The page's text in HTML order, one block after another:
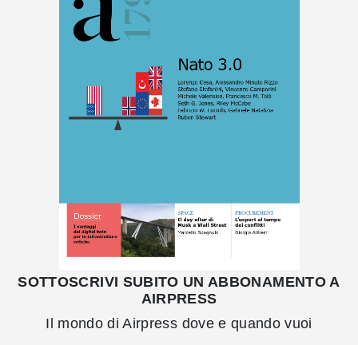
SOTTOSCRIVI SUBITO UN ABBONAMENTO A
AIRPRESS
Il mondo di Airpress dove e quando vuoi